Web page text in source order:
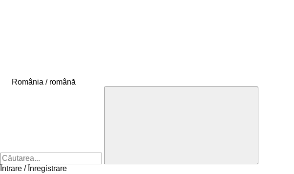
România / română
Întrare / Înregistrare